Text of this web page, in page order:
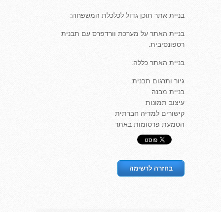
בניית אתר תוכן גדול לכלכלת המשפחה:
בניית האתר על מערכת וורדפרס עם תבנית
רספונסיבית.
בניית האתר כללה:
גיור ותרגום תבנית
בניית מבנה
עיצוב תמונות
קישורים למדיה חברתית
הטמעת פרסומות באתר
בחזרה לרשימה